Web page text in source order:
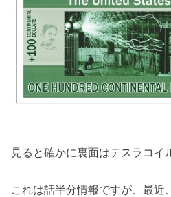
見ると確かに裏面はテスラコイ
これは話半分情報ですが、最近